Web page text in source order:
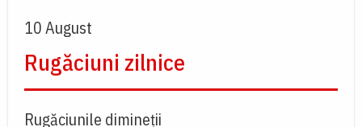
10 August
Rugăciuni zilnice
Rugăciunile dimineții